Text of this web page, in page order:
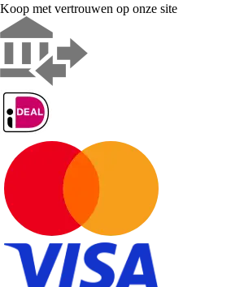
Koop met vertrouwen op onze site